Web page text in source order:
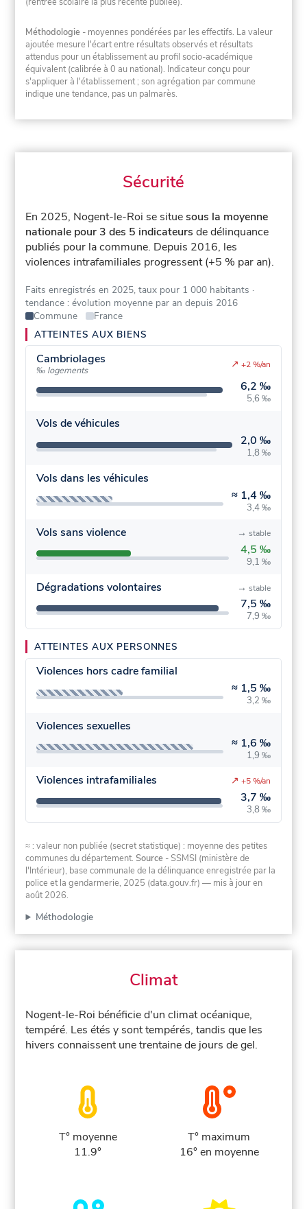
Méthodologie - moyennes pondérées par les effectifs. La valeur
ajoutée mesure l'écart entre résultats observés et résultats
attendus pour un établissement au profil socio-académique
équivalent (calibrée à 0 au national). Indicateur conçu pour
s'appliquer à l'établissement ; son agrégation par commune
indique une tendance, pas un palmarès.
Sécurité
En 2025, Nogent-le-Roi se situesous la moyenne
nationale pour 3 des 5 indicateurs de délinquance
publiés pour la commune. Depuis 2016, les
violences intrafamiliales progressent (+5 % par an).
Faits enregistrés en 2025, taux pour 1 000 habitants ·
tendance : évolution moyenne par an depuis 2016
Commune
France
ATTEINTES AUX BIENS
Cambriolages
‰ logements
6,2 ‰
5,6 ‰
↗ +2 %/an
Vols de véhicules
2,0 ‰
1,8 ‰
Vols dans les véhicules
≈ 1,4 ‰
3,4 ‰
Vols sans violence
4,5 ‰
9,1 ‰
→ stable
Dégradations volontaires
7,5 ‰
7,9 ‰
→ stable
ATTEINTES AUX PERSONNES
Violences hors cadre familial
≈ 1,5 ‰
3,2 ‰
Violences sexuelles
≈ 1,6 ‰
1,9 ‰
Violences intrafamiliales
3,7 ‰
3,8 ‰
↗ +5 %/an
≈ : valeur non publiée (secret statistique) : moyenne des petites
communes du département.Source - SSMSI (ministère de
l'Intérieur), base communale de la délinquance enregistrée par la
police et la gendarmerie, 2025 (data.gouv.fr) — mis à jour en
août 2026.
Méthodologie
Climat
Nogent-le-Roi bénéficie d'un climat océanique,
tempéré. Les étés y sont tempérés, tandis que les
hivers connaissent une trentaine de jours de gel.
T° moyenne
11.9°
T° maximum
16° en moyenne